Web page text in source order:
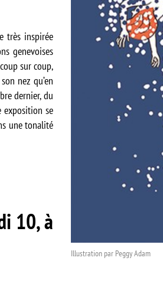
très inspirée
genevoises
sur coup,
nez qu’en
dernier, du
exposition se
une tonalité
10, à
Illustration par Peggy Adam